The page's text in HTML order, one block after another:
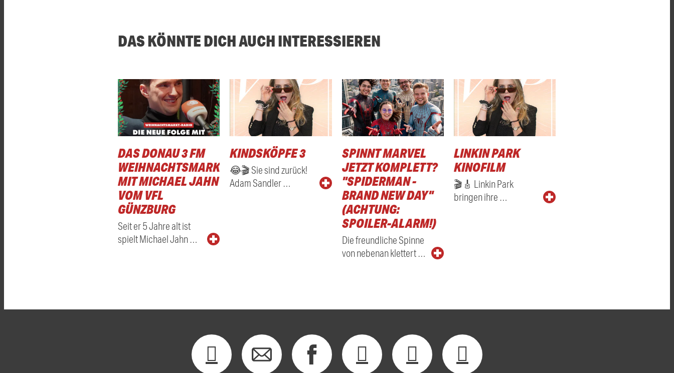
DAS KÖNNTE DICH AUCH INTERESSIEREN
DAS DONAU 3 FM
WEIHNACHTSMARKTRADIO
MIT MICHAEL JAHN
VOM VFL
GÜNZBURG
Seit er 5 Jahre alt ist
spielt Michael Jahn …
KINDSKÖPFE 3
😂🎬 Sie sind zurück!
Adam Sandler …
SPINNT MARVEL
JETZT KOMPLETT?
"SPIDERMAN -
BRAND NEW DAY"
(ACHTUNG:
SPOILER-ALARM!)
Die freundliche Spinne
von nebenan klettert …
LINKIN PARK
KINOFILM
🎬🎸 Linkin Park
bringen ihre …